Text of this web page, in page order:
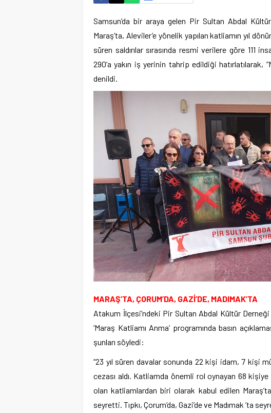
Samsun’da bir araya gelen Pir Sultan Abdal
Maraş’ta, Aleviler’e yönelik yapılan katliamın yıl
süren saldırılar sırasında resmi verilere göre 111
290’a yakın iş yerinin tahrip edildiği hatırlatılarak,
denildi.
MARAŞ’TA, ÇORUM’DA, GAZİ’DE, MADIMAK’TA
Atakum İlçesi’ndeki Pir Sultan Abdal Kültür
‘Maraş Katliamı Anma’ programında basın
şunları söyledi:
“23 yıl süren davalar sonunda 22 kişi idam, 7 kişi
cezası aldı. Katliamda önemli rol oynayan 68
olan katliamlardan biri olarak kabul edilen
seyretti. Tıpkı, Çorum’da, Gazi’de ve Madımak ’ta